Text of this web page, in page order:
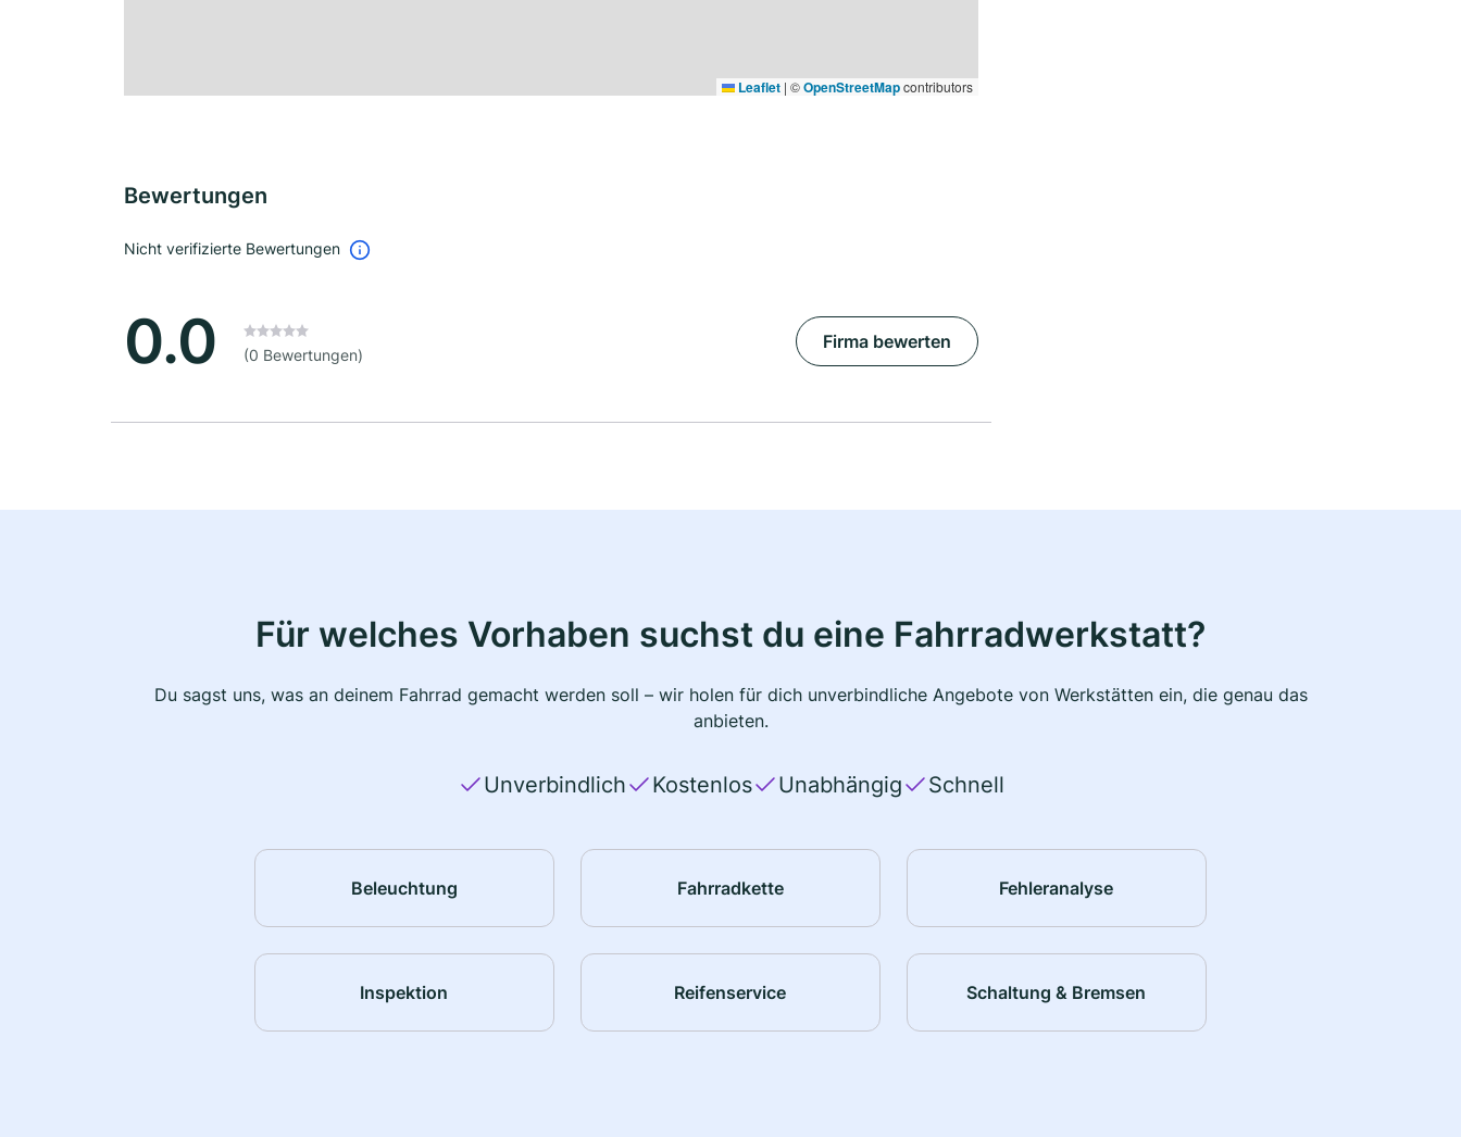
Leaflet | ©OpenStreetMapcontributors
Bewertungen
Nicht verifizierte Bewertungen
0.0 (0 Bewertungen)
Firma bewerten
Für welches Vorhaben suchst du eine Fahrradwerkstatt?
Du sagst uns, was an deinem Fahrrad gemacht werden soll – wir holen für dich unverbindliche Angebote von Werkstätten ein, die genau das
anbieten.
Unverbindlich Kostenlos Unabhängig Schnell
Beleuchtung Fahrradkette Fehleranalyse
Inspektion Reifenservice Schaltung & Bremsen